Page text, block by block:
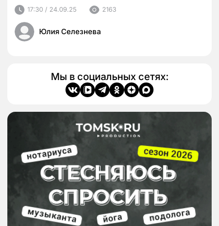
17:30 / 24.09.25 2163
Юлия Селезнева
Мы в социальных сетях: